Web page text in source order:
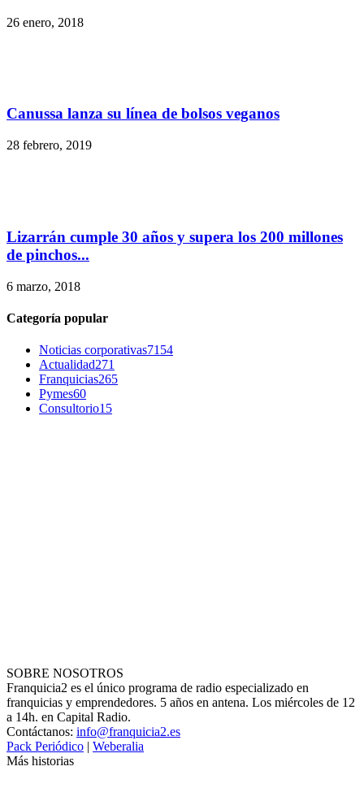
26 enero, 2018
Canussa lanza su línea de bolsos veganos
28 febrero, 2019
Lizarrán cumple 30 años y supera los 200 millones
de pinchos...
6 marzo, 2018
Categoría popular
Noticias corporativas7154
Actualidad271
Franquicias265
Pymes60
Consultorio15
SOBRE NOSOTROS
Franquicia2 es el único programa de radio especializado en
franquicias y emprendedores. 5 años en antena. Los miércoles de 12
a 14h. en Capital Radio.
Contáctanos: info@franquicia2.es
Pack Periódico | Weberalia
Más historias